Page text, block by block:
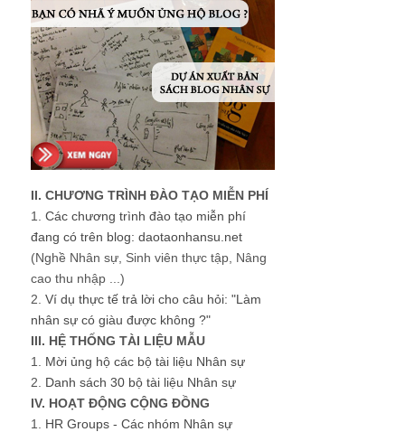
II. CHƯƠNG TRÌNH ĐÀO TẠO MIỄN PHÍ
1. Các chương trình đào tạo miễn phí
đang có trên blog: daotaonhansu.net
(Nghề Nhân sự, Sinh viên thực tập, Nâng
cao thu nhập ...)
2. Ví dụ thực tế trả lời cho câu hỏi: "Làm
nhân sự có giàu được không ?"
III. HỆ THỐNG TÀI LIỆU MẪU
1. Mời ủng hộ các bộ tài liệu Nhân sự
2. Danh sách 30 bộ tài liệu Nhân sự
IV. HOẠT ĐỘNG CỘNG ĐỒNG
1. HR Groups - Các nhóm Nhân sự